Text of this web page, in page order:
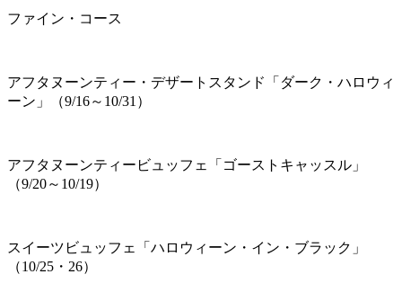
ファイン・コース
アフタヌーンティー・デザートスタンド「ダーク・ハロウィ
ーン」（9/16～10/31）
アフタヌーンティービュッフェ「ゴーストキャッスル」
（9/20～10/19）
スイーツビュッフェ「ハロウィーン・イン・ブラック」
（10/25・26）